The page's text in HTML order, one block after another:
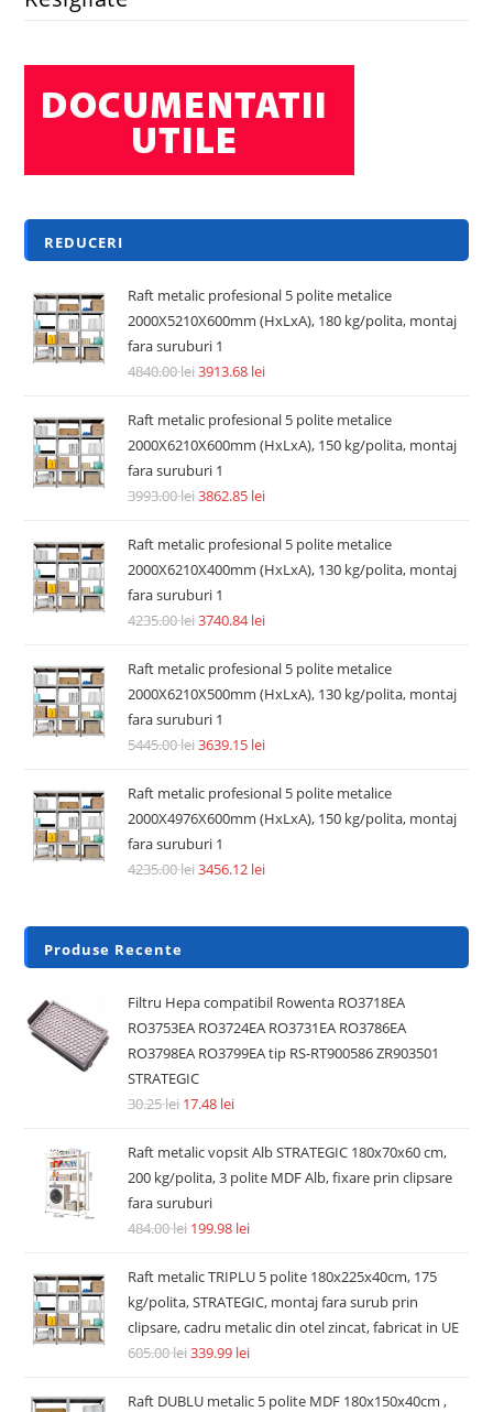
REDUCERI
Raft metalic profesional 5 polite metalice
2000X5210X600mm (HxLxA), 180 kg/polita, montaj
fara suruburi 1
4840.00lei3913.68 lei
Raft metalic profesional 5 polite metalice
2000X6210X600mm (HxLxA), 150 kg/polita, montaj
fara suruburi 1
3993.00lei3862.85 lei
Raft metalic profesional 5 polite metalice
2000X6210X400mm (HxLxA), 130 kg/polita, montaj
fara suruburi 1
4235.00lei3740.84lei
Raft metalic profesional 5 polite metalice
2000X6210X500mm (HxLxA), 130 kg/polita, montaj
fara suruburi 1
5445.00lei3639.15 lei
Raft metalic profesional 5 polite metalice
2000X4976X600mm (HxLxA), 150 kg/polita, montaj
fara suruburi 1
4235.00lei3456.12 lei
Produse Recente
Filtru Hepa compatibil Rowenta RO3718EA
RO3753EA RO3724EA RO3731EA RO3786EA
RO3798EA RO3799EA tip RS-RT900586 ZR903501
STRATEGIC
30.25lei 17.48 lei
Raft metalic vopsit Alb STRATEGIC 180x70x60 cm,
200 kg/polita, 3 polite MDF Alb, fixare prin clipsare
fara suruburi
484.00lei 199.98 lei
Raft metalic TRIPLU 5 polite 180x225x40cm, 175
kg/polita, STRATEGIC, montaj fara surub prin
clipsare, cadru metalic din otel zincat, fabricat in UE
605.00lei339.99 lei
Raft DUBLU metalic 5 polite MDF 180x150x40cm ,